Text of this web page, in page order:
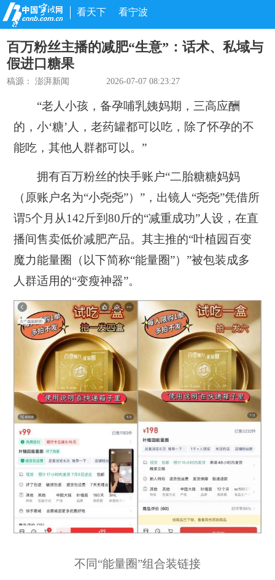
看天下 看宁波
百万粉丝主播的减肥“生意”：话术、私域与
假进口糖果
稿源：澎湃新闻 2026-07-07 08:23:27
“老人小孩，备孕哺乳姨妈期，三高应酬
的，小‘糖’人，老药罐都可以吃，除了怀孕的不
能吃，其他人群都可以。”
拥有百万粉丝的快手账户“二胎糖糖妈妈
（原账户名为“小尧尧”）”，出镜人“尧尧”凭借所
谓5个月从142斤到80斤的“减重成功”人设，在直
播间售卖低价减肥产品。其主推的“叶植园百变
魔力能量圈（以下简称“能量圈”）”被包装成多
人群适用的“变瘦神器”。
不同“能量圈”组合装链接